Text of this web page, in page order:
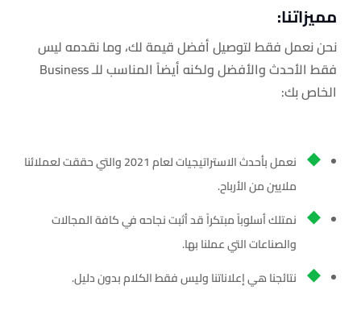
مميزاتنا:
نحن نعمل فقط لتوصيل أفضل قيمة لك، وما نقدمه ليس
فقط الأحدث والأفضل ولكنه أيضاً المناسب للـ Business
الخاص بك:
نعمل بأحدث الاستراتيجيات لعام 2021 والتي حققت لعملائنا
ملايين من الأرباح.
نمتلك أسلوباً مبتكراً قد أثبت نجاحه في كافة المجالات
والصناعات التي عملنا بها.
نتائجنا هي إعلاناتنا وليس فقط الكلام بدون دليل.